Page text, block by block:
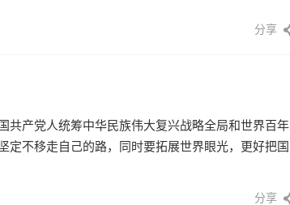
分享
共产党人统筹中华民族伟大复兴战略全局和世界百年
定不移走自己的路，同时要拓展世界眼光，更好把国
分享